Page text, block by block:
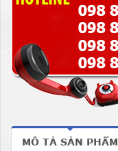
MÔ TẢ SẢN PHẨM